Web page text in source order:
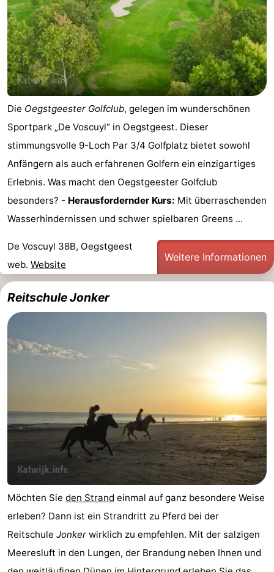
Die Oegstgeester Golfclub, gelegen im wunderschönen
Sportpark „De Voscuyl“ in Oegstgeest. Dieser
stimmungsvolle 9-Loch Par 3/4 Golfplatz bietet sowohl
Anfängern als auch erfahrenen Golfern ein einzigartiges
Erlebnis. Was macht den Oegstgeester Golfclub
besonders? - Herausfordernder Kurs: Mit überraschenden
Wasserhindernissen und schwer spielbaren Greens ...
De Voscuyl 38B, Oegstgeest
web. Website
Weitere Informationen
Reitschule Jonker
Möchten Sie den Strand einmal auf ganz besondere Weise
erleben? Dann ist ein Strandritt zu Pferd bei der
Reitschule Jonker wirklich zu empfehlen. Mit der salzigen
Meeresluft in den Lungen, der Brandung neben Ihnen und